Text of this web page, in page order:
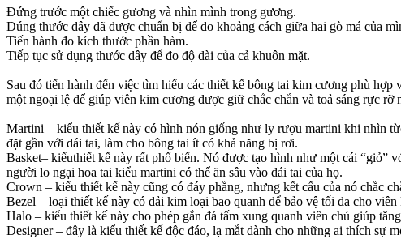
Đứng trước một chiếc gương và nhìn mình trong gương.
Dúng thước dây đã được chuẩn bị để đo khoảng cách giữa hai gò má của
Tiến hành đo kích thước phần hàm.
Tiếp tục sử dụng thước dây để đo độ dài của cả khuôn mặt.
Sau đó tiến hành đến việc tìm hiểu các thiết kế bông tai kim cương phù
một ngoại lệ để giúp viên kim cương được giữ chắc chắn và toả sáng rực rỡ
Martini – kiểu thiết kế này có hình nón giống như ly rượu martini khi nhìn
đặt gần với dái tai, làm cho bông tai ít có khả năng bị rơi.
Basket– kiểuthiết kế này rất phổ biến. Nó được tạo hình như một cái “giỏ”
người lo ngại hoa tai kiểu martini có thể ăn sâu vào dái tai của họ.
Crown – kiểu thiết kế này cũng có đáy phẳng, nhưng kết cấu của nó chắc
Bezel – loại thiết kế này có dải kim loại bao quanh để bảo vệ tối đa cho
Halo – kiểu thiết kế này cho phép gắn đá tấm xung quanh viên chủ giúp
Designer – đây là kiểu thiết kế độc đáo, lạ mắt dành cho những ai thích sự